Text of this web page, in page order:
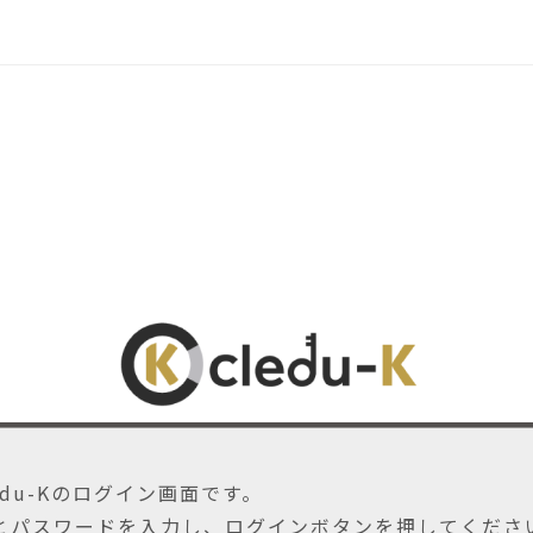
Kのログイン画面です。
パスワードを入力し、ログインボタンを押してくださ